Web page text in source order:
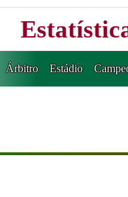
Árbitro Estádio